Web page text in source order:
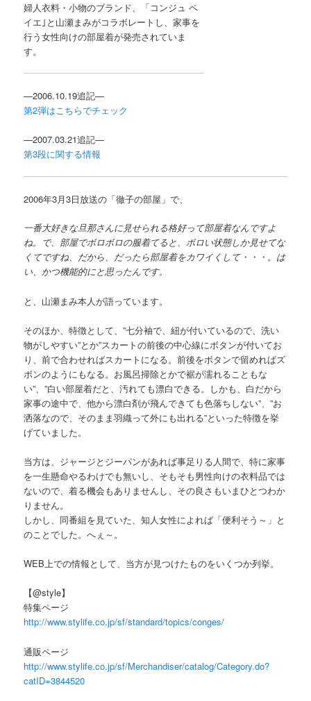
婦人衣料・小物のブランド、「コンジュ ペ
イエ｣と山瀬まみがコラボレートし、家事を
行う女性向けの部屋着が発売されていま
す。
—2006.10.19追記—
第2弾はこちらでチェック
—2007.03.21追記—
第3段に関する情報
2006年3月3日放送の「徹子の部屋」で、
一番大好きな旦那さんに見せられる格好って部屋着なんですよ
ね。で、部屋でボロボロの服着てると、ボロい状態しか見せてな
くてですね、だから、だったら部屋着をカワイくして・・・。は
い、かつ機能的にと思ったんです。
と、山瀬まみ本人が語っています。
そのほか、特徴として、”七分袖で、紐が付いているので、洗い
物がしやすい”とか”スカートの前後の中心線にボタンが付いてお
り、前で合わせればスカートになる。前後をボタンで留めればズ
ボンのようにもなる。お風呂掃除とかで裾が濡れることもな
い”、”白い部屋着だと、汚れても漂白できる。しかも、白だから
家事の途中で、他から漂白剤が飛んできても色落ちしない”、”お
洒落なので、そのまま羽織って外にも出れる”といった特徴を挙
げていました。
当方は、ジャージとジーパンがあれば事足りる人間で、特に家事
を一生懸命やるわけでも無いし、そもそも男性向けの衣料品では
ないので、着る機会もありませんし、その良さもいまひとつわか
りません。
しかし、同番組を見ていた、知人女性によれば「便利そう～」と
のことでした。へぇ～。
WEB上での情報として、当方が見つけたものをいくつか列挙。
【@style】
特集ページ
http://www.stylife.co.jp/sf/standard/topics/conges/
通販ページ
http://www.stylife.co.jp/sf/Merchandiser/catalog/Category.do?
catID=3844520